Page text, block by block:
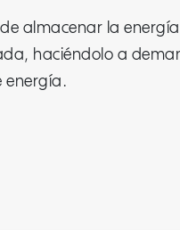
almacenar la
haciéndolo a
energía.